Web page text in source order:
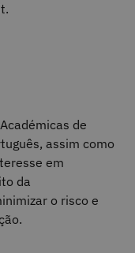
de
assim como
em
da
o risco e